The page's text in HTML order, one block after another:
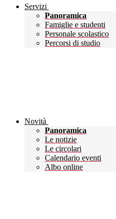
Servizi
Panoramica
Famiglie e studenti
Personale scolastico
Percorsi di studio
Novità
Panoramica
Le notizie
Le circolari
Calendario eventi
Albo online